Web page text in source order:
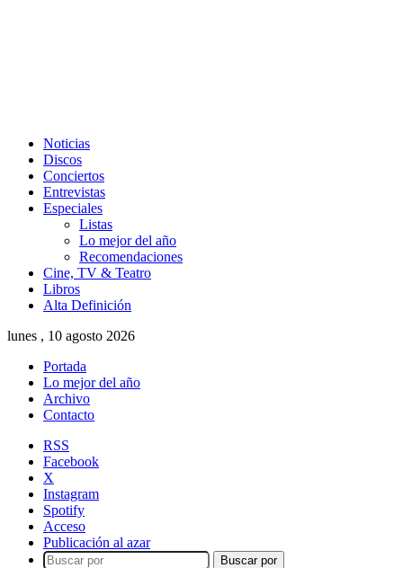
Noticias
Discos
Conciertos
Entrevistas
Especiales
Listas
Lo mejor del año
Recomendaciones
Cine, TV & Teatro
Libros
Alta Definición
lunes , 10 agosto 2026
Portada
Lo mejor del año
Archivo
Contacto
RSS
Facebook
X
Instagram
Spotify
Acceso
Publicación al azar
Buscar por